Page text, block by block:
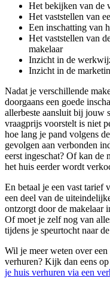
Het bekijken van de
Het vaststellen van
Een inschatting van
Het vaststellen van
makelaar
Inzicht in de
Inzicht in de
Nadat je verschillende
doorgaans een goede
allerbeste aansluit bij jouw
vraagprijs voorstelt is niet
hoe lang je pand volgens
gevolgen aan verbonden
eerst ingeschat? Of kan de
het huis eerder wordt
En betaal je een vast tarief
een deel van de
ontzorgt door de makelaar
Of moet je zelf nog van
tijdens je speurtocht naar
Wil je meer weten over
verhuren? Kijk dan eens
je huis verhuren via een